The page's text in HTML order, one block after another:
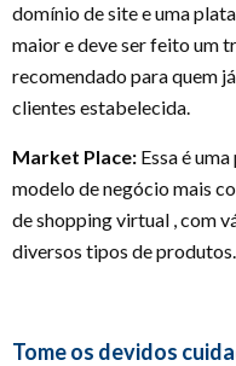
domínio de site e uma
maior e deve ser feito um
recomendado para quem
clientes estabelecida.
Market Place: Essa é
modelo de negócio mais
de shopping virtual , com
diversos tipos de produtos.
Tome os devidos